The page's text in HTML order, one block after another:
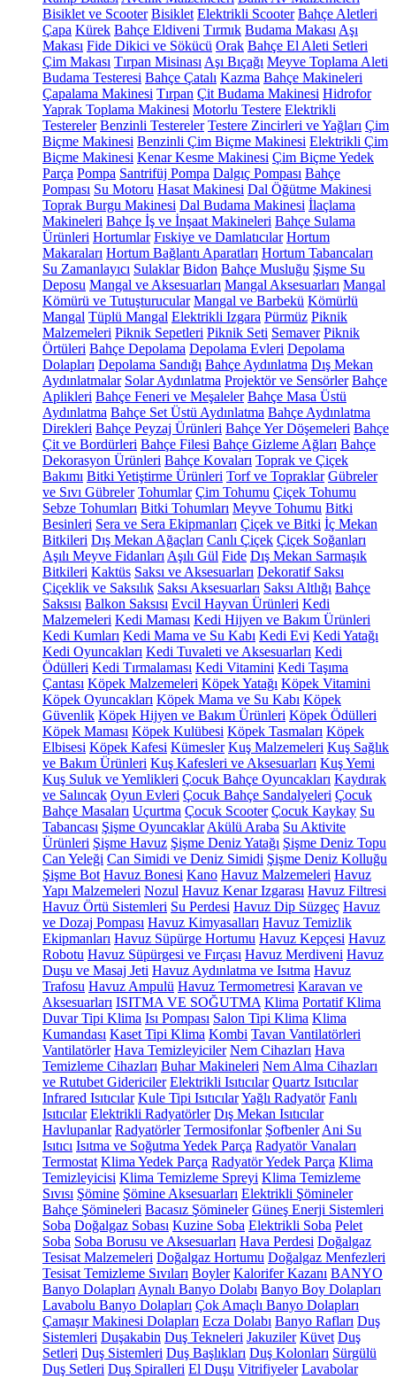
Bisiklet ve Scooter Bisiklet Elektrikli Scooter Bahçe Aletleri
Çapa Kürek Bahçe Eldiveni Tırmık Budama Makası Aşı
Makası Fide Dikici ve Sökücü Orak Bahçe El Aleti Setleri
Çim Makası Tırpan Misinası Aşı Bıçağı Meyve Toplama Aleti
Budama Testeresi Bahçe Çatalı Kazma Bahçe Makineleri
Çapalama Makinesi Tırpan Çit Budama Makinesi Hidrofor
Yaprak Toplama Makinesi Motorlu Testere Elektrikli
Testereler Benzinli Testereler Testere Zincirleri ve Yağları Çim
Biçme Makinesi Benzinli Çim Biçme Makinesi Elektrikli Çim
Biçme Makinesi Kenar Kesme Makinesi Çim Biçme Yedek
Parça Pompa Santrifüj Pompa Dalgıç Pompası Bahçe
Pompası Su Motoru Hasat Makinesi Dal Öğütme Makinesi
Toprak Burgu Makinesi Dal Budama Makinesi İlaçlama
Makineleri Bahçe İş ve İnşaat Makineleri Bahçe Sulama
Ürünleri Hortumlar Fıskiye ve Damlatıcılar Hortum
Makaraları Hortum Bağlantı Aparatları Hortum Tabancaları
Su Zamanlayıcı Sulaklar Bidon Bahçe Musluğu Şişme Su
Deposu Mangal ve Aksesuarları Mangal Aksesuarları Mangal
Kömürü ve Tutuşturucular Mangal ve Barbekü Kömürlü
Mangal Tüplü Mangal Elektrikli Izgara Pürmüz Piknik
Malzemeleri Piknik Sepetleri Piknik Seti Semaver Piknik
Örtüleri Bahçe Depolama Depolama Evleri Depolama
Dolapları Depolama Sandığı Bahçe Aydınlatma Dış Mekan
Aydınlatmalar Solar Aydınlatma Projektör ve Sensörler Bahçe
Aplikleri Bahçe Feneri ve Meşaleler Bahçe Masa Üstü
Aydınlatma Bahçe Set Üstü Aydınlatma Bahçe Aydınlatma
Direkleri Bahçe Peyzaj Ürünleri Bahçe Yer Döşemeleri Bahçe
Çit ve Bordürleri Bahçe Filesi Bahçe Gizleme Ağları Bahçe
Dekorasyon Ürünleri Bahçe Kovaları Toprak ve Çiçek
Bakımı Bitki Yetiştirme Ürünleri Torf ve Topraklar Gübreler
ve Sıvı Gübreler Tohumlar Çim Tohumu Çiçek Tohumu
Sebze Tohumları Bitki Tohumları Meyve Tohumu Bitki
Besinleri Sera ve Sera Ekipmanları Çiçek ve Bitki İç Mekan
Bitkileri Dış Mekan Ağaçları Canlı Çiçek Çiçek Soğanları
Aşılı Meyve Fidanları Aşılı Gül Fide Dış Mekan Sarmaşık
Bitkileri Kaktüs Saksı ve Aksesuarları Dekoratif Saksı
Çiçeklik ve Saksılık Saksı Aksesuarları Saksı Altlığı Bahçe
Saksısı Balkon Saksısı Evcil Hayvan Ürünleri Kedi
Malzemeleri Kedi Maması Kedi Hijyen ve Bakım Ürünleri
Kedi Kumları Kedi Mama ve Su Kabı Kedi Evi Kedi Yatağı
Kedi Oyuncakları Kedi Tuvaleti ve Aksesuarları Kedi
Ödülleri Kedi Tırmalaması Kedi Vitamini Kedi Taşıma
Çantası Köpek Malzemeleri Köpek Yatağı Köpek Vitamini
Köpek Oyuncakları Köpek Mama ve Su Kabı Köpek
Güvenlik Köpek Hijyen ve Bakım Ürünleri Köpek Ödülleri
Köpek Maması Köpek Kulübesi Köpek Tasmaları Köpek
Elbisesi Köpek Kafesi Kümesler Kuş Malzemeleri Kuş Sağlık
ve Bakım Ürünleri Kuş Kafesleri ve Aksesuarları Kuş Yemi
Kuş Suluk ve Yemlikleri Çocuk Bahçe Oyuncakları Kaydırak
ve Salıncak Oyun Evleri Çocuk Bahçe Sandalyeleri Çocuk
Bahçe Masaları Uçurtma Çocuk Scooter Çocuk Kaykay Su
Tabancası Şişme Oyuncaklar Akülü Araba Su Aktivite
Ürünleri Şişme Havuz Şişme Deniz Yatağı Şişme Deniz Topu
Can Yeleği Can Simidi ve Deniz Simidi Şişme Deniz Kolluğu
Şişme Bot Havuz Bonesi Kano Havuz Malzemeleri Havuz
Yapı Malzemeleri Nozul Havuz Kenar Izgarası Havuz Filtresi
Havuz Örtü Sistemleri Su Perdesi Havuz Dip Süzgeç Havuz
ve Dozaj Pompası Havuz Kimyasalları Havuz Temizlik
Ekipmanları Havuz Süpürge Hortumu Havuz Kepçesi Havuz
Robotu Havuz Süpürgesi ve Fırçası Havuz Merdiveni Havuz
Duşu ve Masaj Jeti Havuz Aydınlatma ve Isıtma Havuz
Trafosu Havuz Ampulü Havuz Termometresi Karavan ve
Aksesuarları ISITMA VE SOĞUTMA Klima Portatif Klima
Duvar Tipi Klima Isı Pompası Salon Tipi Klima Klima
Kumandası Kaset Tipi Klima Kombi Tavan Vantilatörleri
Vantilatörler Hava Temizleyiciler Nem Cihazları Hava
Temizleme Cihazları Buhar Makineleri Nem Alma Cihazları
ve Rutubet Gidericiler Elektrikli Isıtıcılar Quartz Isıtıcılar
Infrared Isıtıcılar Kule Tipi IsıtıcılarYağlı Radyatör Fanlı
Isıtıcılar Elektrikli Radyatörler Dış Mekan Isıtıcılar
Havlupanlar Radyatörler Termosifonlar Şofbenler Ani Su
Isıtıcı Isıtma ve Soğutma Yedek Parça Radyatör Vanaları
Termostat Klima Yedek Parça Radyatör Yedek Parça Klima
Temizleyicisi Klima Temizleme Spreyi Klima Temizleme
Sıvısı Şömine Şömine Aksesuarları Elektrikli Şömineler
Bahçe Şömineleri Bacasız Şömineler Güneş Enerji Sistemleri
Soba Doğalgaz Sobası Kuzine Soba Elektrikli Soba Pelet
Soba Soba Borusu ve Aksesuarları Hava Perdesi Doğalgaz
Tesisat Malzemeleri Doğalgaz Hortumu Doğalgaz Menfezleri
Tesisat Temizleme Sıvıları Boyler Kalorifer Kazanı BANYO
Banyo Dolapları Aynalı Banyo Dolabı Banyo Boy Dolapları
Lavabolu Banyo Dolapları Çok Amaçlı Banyo Dolapları
Çamaşır Makinesi Dolapları Ecza Dolabı Banyo Rafları Duş
Sistemleri Duşakabin Duş Tekneleri Jakuziler Küvet Duş
Setleri Duş Sistemleri Duş Başlıkları Duş Kolonları Sürgülü
Duş Setleri Duş Spiralleri El Duşu Vitrifiyeler Lavabolar